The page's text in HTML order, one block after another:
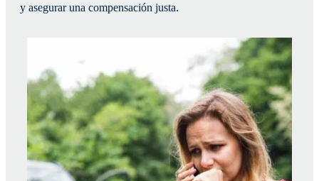
y asegurar una compensación justa.